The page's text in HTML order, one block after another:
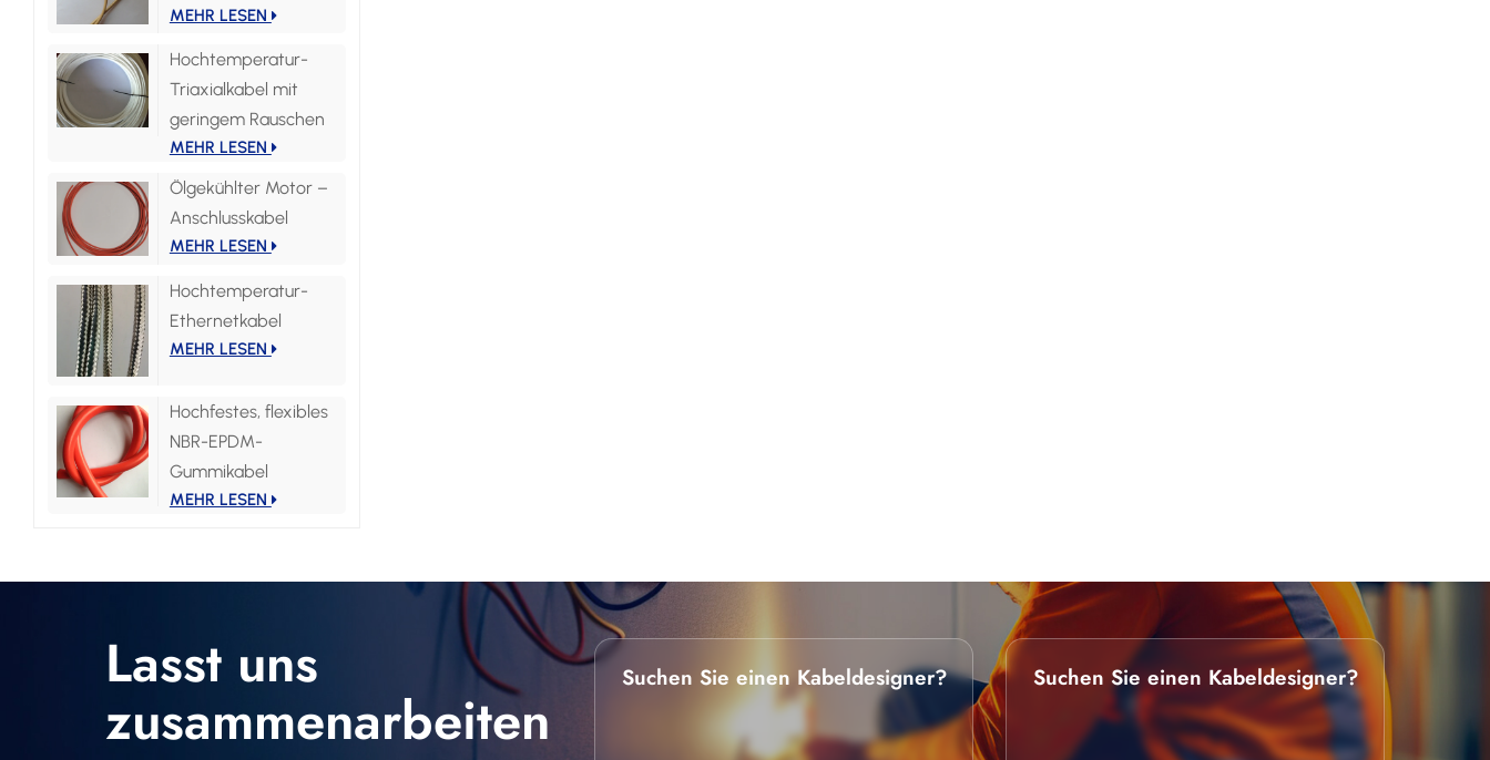
MEHR LESEN
Hochtemperatur-
Triaxialkabel mit
geringem Rauschen
MEHR LESEN
Ölgekühlter Motor –
Anschlusskabel
MEHR LESEN
Hochtemperatur-
Ethernetkabel
MEHR LESEN
Hochfestes, flexibles
NBR-EPDM-
Gummikabel
MEHR LESEN
Lasst uns
zusammenarbeiten
Suchen Sie einen Kabeldesigner? Suchen Sie einen Kabeldesigner?